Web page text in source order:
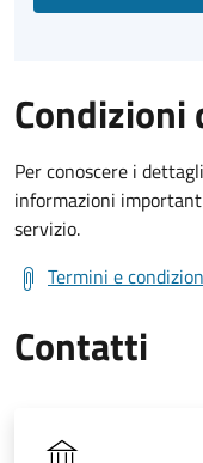
Condizioni
Per conoscere i
informazioni
servizio.
Termini e
Contatti